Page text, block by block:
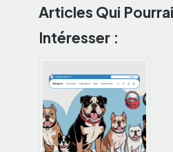
Articles Qui
Intéresser :